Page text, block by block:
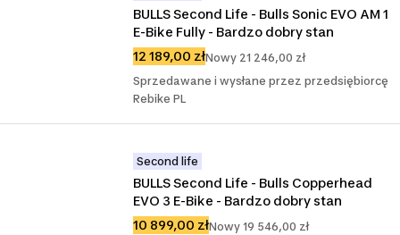
BULLS Second Life - Bulls Sonic EVO AM 1
E-Bike Fully - Bardzo dobry stan
12 189,00 złNowy 21 246,00 zł
Sprzedawane i wysłane przez przedsiębiorcę
Rebike PL
Second life
BULLS Second Life - Bulls Copperhead
EVO 3 E-Bike - Bardzo dobry stan
10 899,00 złNowy 19 546,00 zł